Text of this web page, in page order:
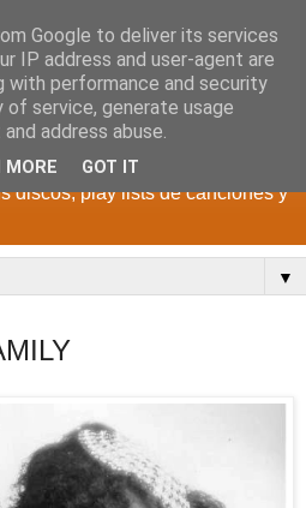
EL
DE LOS AÑOS 1950 a 2022.
discos, play lists de canciones y
▼
Google to deliver its services
IP address and user-agent are
with performance and security
service, generate usage
address abuse.
MORE GOT IT